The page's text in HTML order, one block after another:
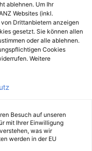
ablehnen. Um Ihr
Websites (inkl.
Drittanbietern anzeigen
gesetzt. Sie können allen
oder alle ablehnen.
Cookies
Weitere
Besuch auf unseren
mit Ihrer Einwilligung
was wir
werden in der EU